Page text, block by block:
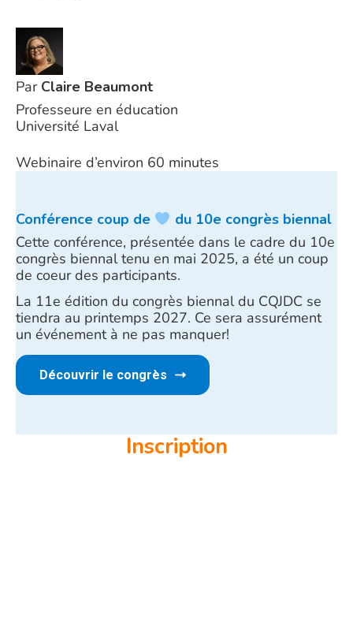
Par Claire Beaumont
Professeure en éducation
Université Laval
Webinaire d’environ 60 minutes
Conférence coup de
du 10e congrès biennal
Cette conférence, présentée dans le cadre du 10e
congrès biennal tenu en mai 2025, a été un coup
de coeur des participants.
La 11e édition du congrès biennal du CQJDC se
tiendra au printemps 2027. Ce sera assurément
un événement à ne pas manquer!
Découvrir le congrès
Inscription